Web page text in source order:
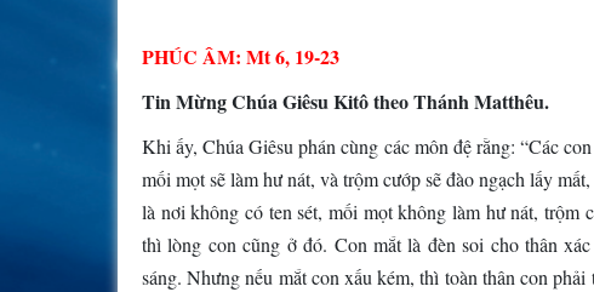
PHÚC ÂM: Mt 6, 19-23
Tin Mừng Chúa Giêsu Kitô theo Thánh Matthêu.
Khi ấy, Chúa Giêsu phán cùng các môn đệ rằng: “Các
mối mọt sẽ làm hư nát, và trộm cướp sẽ đào ngạch lấy
là nơi không có ten sét, mối mọt không làm hư nát,
thì lòng con cũng ở đó. Con mắt là đèn soi cho thân
sáng. Nhưng nếu mắt con xấu kém, thì toàn thân con